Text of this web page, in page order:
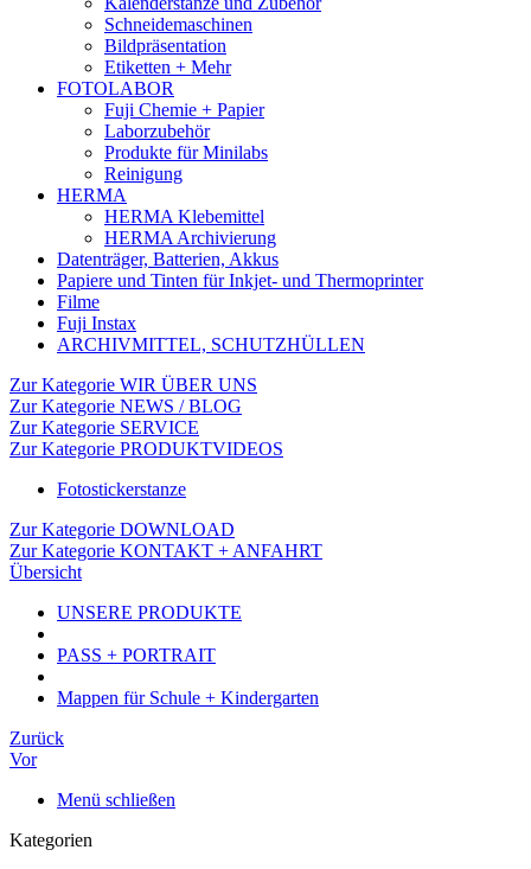
Schneidemaschinen
Bildpräsentation
Etiketten + Mehr
FOTOLABOR
Fuji Chemie + Papier
Laborzubehör
Produkte für Minilabs
Reinigung
HERMA
HERMA Klebemittel
HERMA Archivierung
Datenträger, Batterien, Akkus
Papiere und Tinten für Inkjet- und Thermoprinter
Filme
Fuji Instax
ARCHIVMITTEL, SCHUTZHÜLLEN
Zur Kategorie WIR ÜBER UNS
Zur Kategorie NEWS / BLOG
Zur Kategorie SERVICE
Zur Kategorie PRODUKTVIDEOS
Fotostickerstanze
Zur Kategorie DOWNLOAD
Zur Kategorie KONTAKT + ANFAHRT
Übersicht
UNSERE PRODUKTE
PASS + PORTRAIT
Mappen für Schule + Kindergarten
Zurück
Vor
Menü schließen
Kategorien